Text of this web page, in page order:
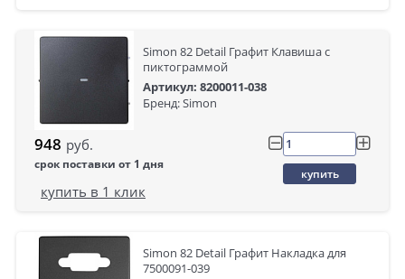
Simon 82 Detail Графит Клавиша с
пиктограммой
Артикул: 8200011-038
Бренд: Simon
948 руб.
срок поставки от 1 дня
купить
купить в 1 клик
Simon 82 Detail Графит Накладка для
7500091-039